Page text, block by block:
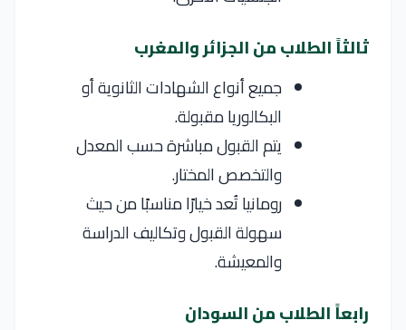
ثالثاً الطلاب من الجزائر والمغرب
جميع أنواع الشهادات الثانوية أو
البكالوريا مقبولة.
يتم القبول مباشرة حسب المعدل
والتخصص المختار.
رومانيا تُعد خيارًا مناسبًا من حيث
سهولة القبول وتكاليف الدراسة
والمعيشة.
رابعاً الطلاب من السودان